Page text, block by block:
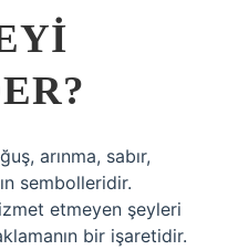
arınma, sabır,
sembolleridir.
etmeyen şeyleri
bir işaretidir.